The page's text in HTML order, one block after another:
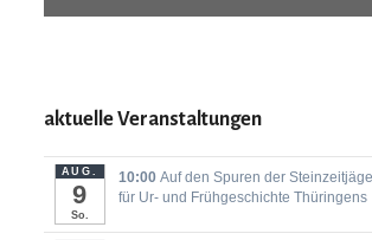
aktuelle Veranstaltungen
AUG.
9
So.
10:00 Auf den Spuren der
für Ur- und Frühgeschichte Thüringens